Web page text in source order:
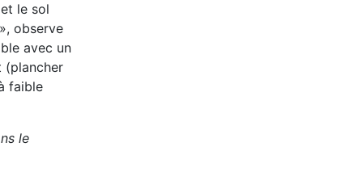
le sol
observe
avec un
(plancher
faible
le